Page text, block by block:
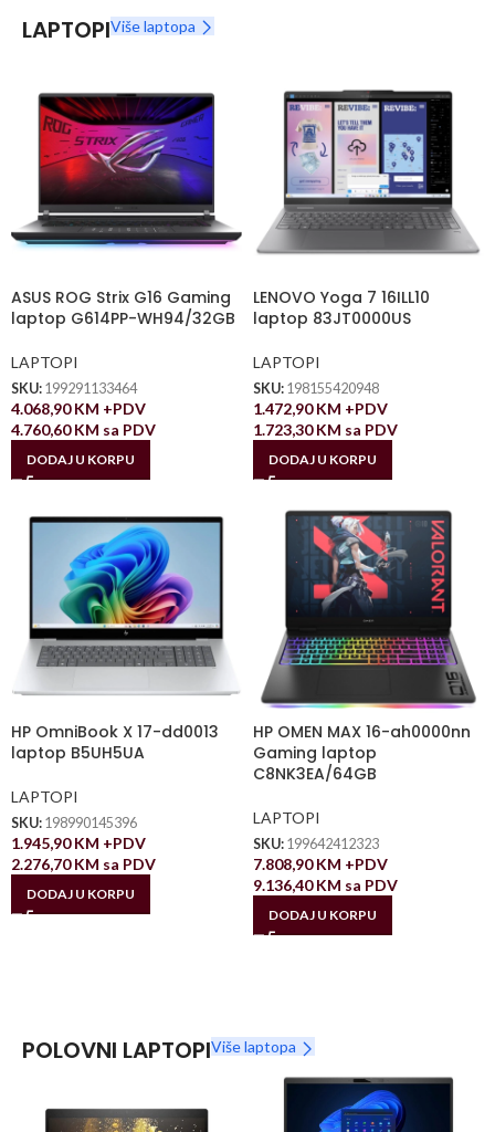
LAPTOPIViše laptopa
ASUS ROG Strix G16 Gaming
laptop G614PP-WH94/32GB
LAPTOPI
SKU: 199291133464
4.068,90KM +PDV
4.760,60KM sa PDV
DODAJ U KORPU
LENOVO Yoga 7 16ILL10
laptop 83JT0000US
LAPTOPI
SKU: 198155420948
1.472,90KM +PDV
1.723,30KM sa PDV
DODAJ U KORPU
HP OmniBook X 17-dd0013
laptop B5UH5UA
LAPTOPI
SKU: 198990145396
1.945,90KM +PDV
2.276,70KM sa PDV
DODAJ U KORPU
HP OMEN MAX 16-ah0000nn
Gaming laptop
C8NK3EA/64GB
LAPTOPI
SKU: 199642412323
7.808,90KM +PDV
9.136,40KM sa PDV
DODAJ U KORPU
POLOVNI LAPTOPIViše laptopa